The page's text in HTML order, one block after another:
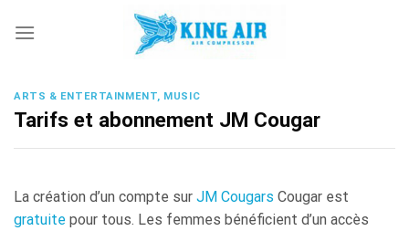
ARTS & ENTERTAINMENT, MUSIC
Tarifs et abonnement JM Cougar
La création d’un compte sur JM Cougars Cougar est
gratuite pour tous. Les femmes bénéficient d’un accès